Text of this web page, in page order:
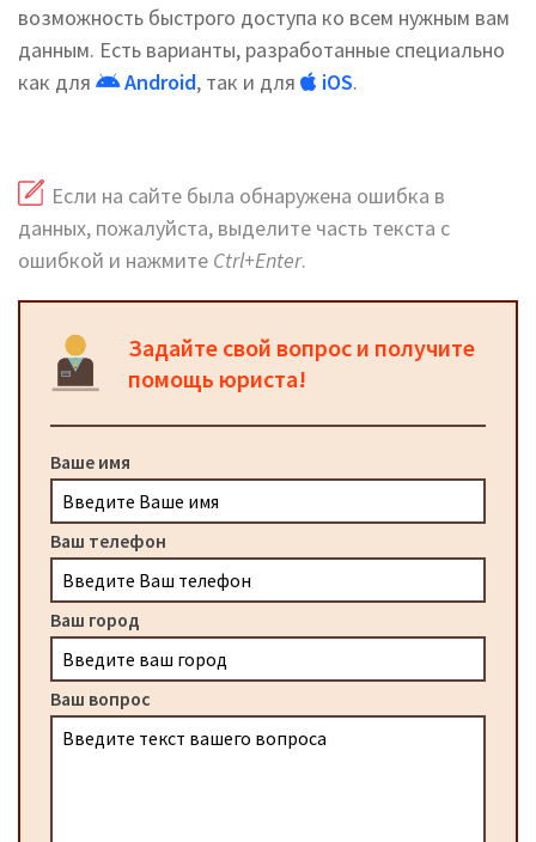
возможность быстрого доступа ко всем нужным вам
данным. Есть варианты, разработанные специально
как для
Android, так и для iOS.
Если на сайте была обнаружена ошибка в
данных, пожалуйста, выделите часть текста с
ошибкой и нажмите Ctrl+Enter.
Задайте свой вопрос и получите
помощь юриста!
Ваше имя
Ваш телефон
Ваш город
Ваш вопрос